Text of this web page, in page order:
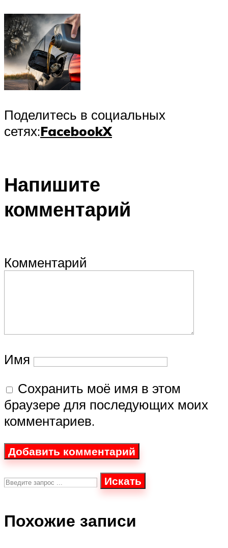
Поделитесь в социальных
сетях:FacebookX
Напишите
комментарий
Комментарий
Имя
Сохранить моё имя в этом
браузере для последующих моих
комментариев.
Искать
Похожие записи